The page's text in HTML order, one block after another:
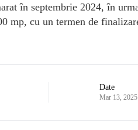
în septembrie 2024, în
mp, cu un termen de
Date
Mar 13, 2025